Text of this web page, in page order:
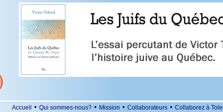
Accueil • Qui sommes-nous? • Mission • Collaborateurs • Collaborez à